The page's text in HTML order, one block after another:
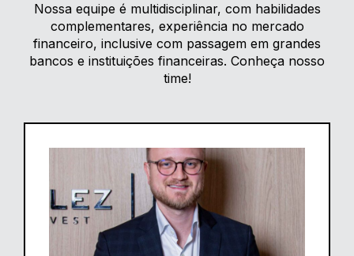
Nossa equipe é multidisciplinar, com habilidades
complementares, experiência no mercado
financeiro, inclusive com passagem em grandes
bancos e instituições financeiras. Conheça nosso
time!